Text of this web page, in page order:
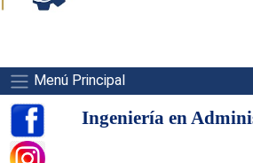
Menú Principal
Ingeniería en